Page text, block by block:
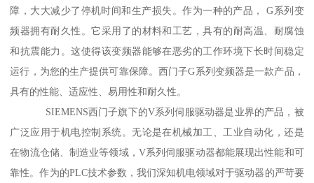
障，大大减少了停机时间和生产损失。作为一种的产品， G系列变
频器拥有耐久性。它采用了的材料和工艺，具有的耐高温、耐腐蚀
和抗震能力。这使得该变频器能够在恶劣的工作环境下长时间稳定
运行，为您的生产提供可靠保障。西门子G系列变频器是一款产品，
具有的性能、适应性、易用性和耐久性。
SIEMENS西门子旗下的V系列伺服驱动器是业界的产品，被
广泛应用于机电控制系统。无论是在机械加工、工业自动化，还是
在物流仓储、制造业等领域，V系列伺服驱动器都能展现出性能和可
靠性。作为的PLC技术参数，我们深知机电领域对于驱动器的严苛要